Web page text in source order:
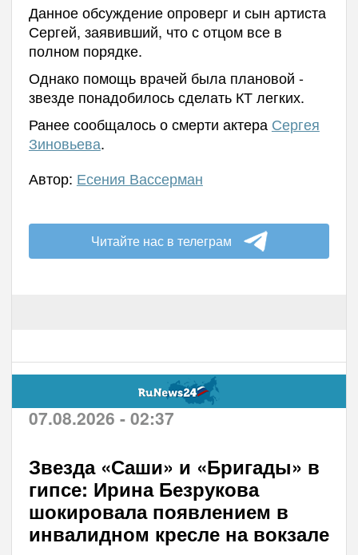
Данное обсуждение опроверг и сын артиста
Сергей, заявивший, что с отцом все в
полном порядке.
Однако помощь врачей была плановой -
звезде понадобилось сделать КТ легких.
Ранее сообщалось о смерти актера Сергея
Зиновьева.
Автор: Есения Вассерман
Читайте нас в телеграм
07.08.2026 - 02:37
Звезда «Саши» и «Бригады» в
гипсе: Ирина Безрукова
шокировала появлением в
инвалидном кресле на вокзале